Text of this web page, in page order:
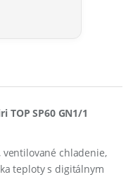
TOP SP60 GN1/1
ventilované chladenie,
teploty s digitálnym